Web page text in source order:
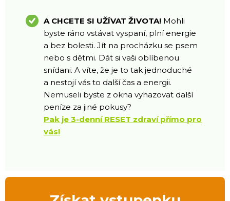
A CHCETE SI UŽÍVAT ŽIVOTA! Mohli
byste ráno vstávat vyspaní, plní energie
a bez bolesti. Jít na procházku se psem
nebo s dětmi. Dát si vaši oblíbenou
snídani. A víte, že je to tak jednoduché
a nestojí vás to další čas a energii.
Nemuseli byste z okna vyhazovat další
peníze za jiné pokusy?
Pak je 3-denní RESET zdraví přímo pro
vás!